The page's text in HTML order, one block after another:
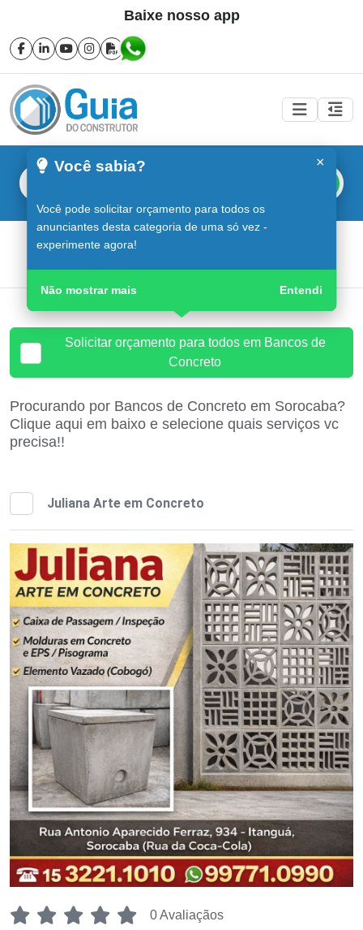
Baixe nosso app
Bancos de Concreto em Sorocaba
Guia do Construtor Guia Digital Bancos de Concreto
Solicitar orçamento para todos em Bancos de
Concreto
×
Você sabia?
Você pode solicitar orçamento para todos os
anunciantes desta categoria de uma só vez -
experimente agora!
Não mostrar mais Entendi
Procurando por Bancos de Concreto em Sorocaba?
Clique aqui em baixo e selecione quais serviços vc
precisa!!
Juliana Arte em Concreto
0 Avaliaçãos